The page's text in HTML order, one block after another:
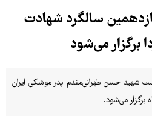
سالگرد شهادت
برگزار می‌شود
شهید حسن طهرانی‌مقدم پدر موشکی ایران